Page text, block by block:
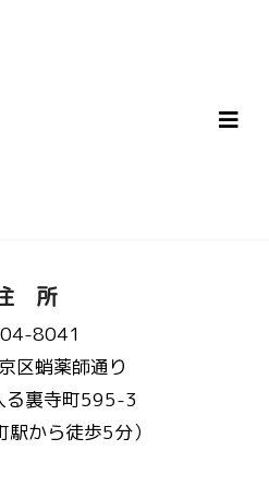
所
8041
区蛸薬師通り
る裏寺町595-3
駅から徒歩5分）